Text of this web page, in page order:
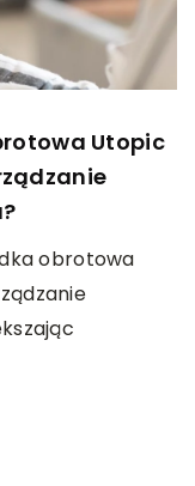
Utopic
obrotowa